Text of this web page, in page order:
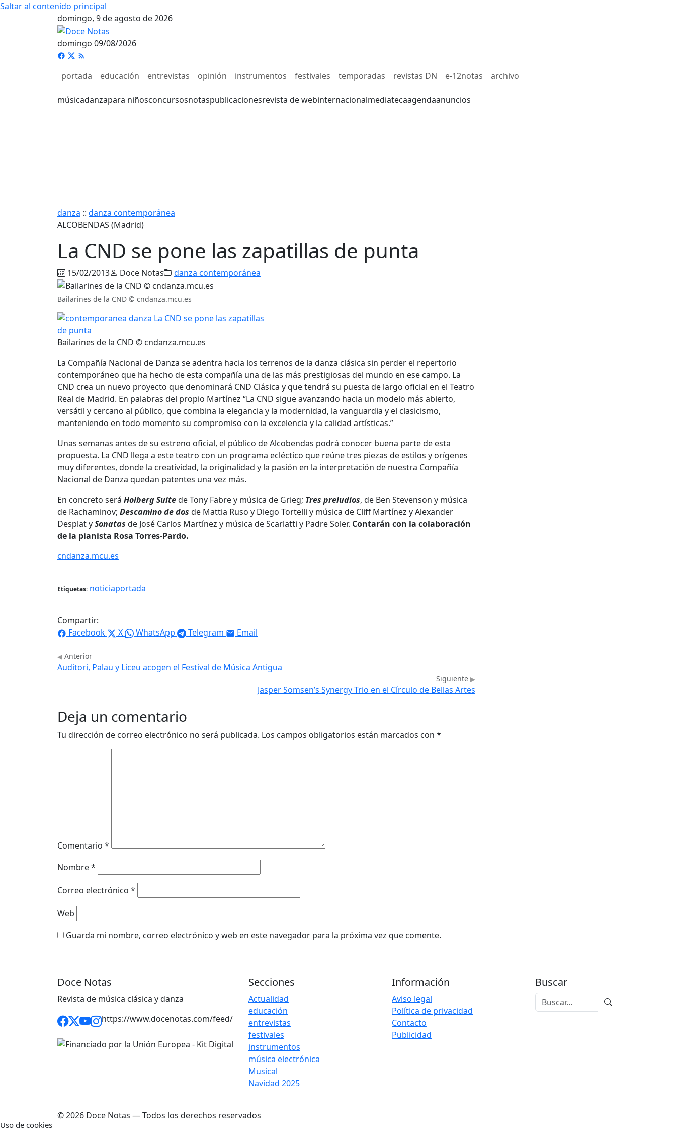
Saltar al contenido principal
domingo, 9 de agosto de 2026
domingo 09/08/2026
portada educación entrevistas opinión instrumentos festivales temporadas revistas DN e-12notas archivo
músicadanzapara niñosconcursosnotaspublicacionesrevista de webinternacionalmediatecaagendaanuncios
danza :: danza contemporánea
ALCOBENDAS (Madrid)
La CND se pone las zapatillas de punta
15/02/2013 Doce Notas danza contemporánea
Bailarines de la CND © cndanza.mcu.es
Bailarines de la CND © cndanza.mcu.es
La Compañía Nacional de Danza se adentra hacia los terrenos de la danza clásica sin perder el repertorio
contemporáneo que ha hecho de esta compañía una de las más prestigiosas del mundo en ese campo. La
CND crea un nuevo proyecto que denominará CND Clásica y que tendrá su puesta de largo oficial en el Teatro
Real de Madrid. En palabras del propio Martínez “La CND sigue avanzando hacia un modelo más abierto,
versátil y cercano al público, que combina la elegancia y la modernidad, la vanguardia y el clasicismo,
manteniendo en todo momento su compromiso con la excelencia y la calidad artísticas.”
Unas semanas antes de su estreno oficial, el público de Alcobendas podrá conocer buena parte de esta
propuesta. La CND llega a este teatro con un programa ecléctico que reúne tres piezas de estilos y orígenes
muy diferentes, donde la creatividad, la originalidad y la pasión en la interpretación de nuestra Compañía
Nacional de Danza quedan patentes una vez más.
En concreto será Holberg Suitede Tony Fabre y música de Grieg; Tres preludios, de Ben Stevenson y música
de Rachaminov; Descamino de dos de Mattia Ruso y Diego Tortelli y música de Cliff Martínez y Alexander
Desplat ySonatas de José Carlos Martínez y música de Scarlatti y Padre Soler. Contarán con la colaboración
de la pianista Rosa Torres-Pardo.
cndanza.mcu.es
Etiquetas: noticiaportada
Compartir:
Facebook
X WhatsApp Telegram Email
Anterior
Auditori, Palau y Liceu acogen el Festival de Música Antigua
Siguiente
Jasper Somsen’s Synergy Trio en el Círculo de Bellas Artes
Deja un comentario
Tu dirección de correo electrónico no será publicada. Los campos obligatorios están marcados con *
Comentario *
Nombre*
Correo electrónico *
Web
Guarda mi nombre, correo electrónico y web en este navegador para la próxima vez que comente.
Doce Notas
Revista de música clásica y danza
https://www.docenotas.com/feed/
Secciones
Actualidad
educación
entrevistas
festivales
instrumentos
música electrónica
Musical
Navidad 2025
Información
Aviso legal
Política de privacidad
Contacto
Publicidad
Buscar
© 2026 Doce Notas — Todos los derechos reservados
Uso de cookies